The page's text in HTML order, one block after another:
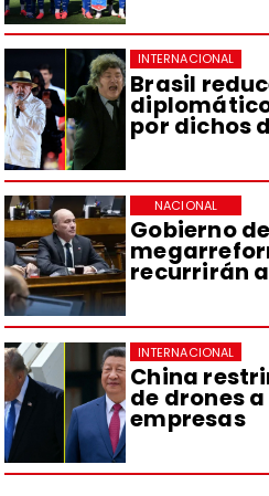
Brasil
por dichos
INTERNACIONAL
Gobierno
recurrirán
NACIONAL
China
de drones a
empresas
INTERNACIONAL